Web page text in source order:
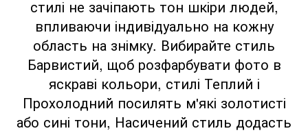
стилі не зачіпають тон шкіри людей,
впливаючи індивідуально на кожну
область на знімку. Вибирайте стиль
Барвистий, щоб розфарбувати фото в
яскраві кольори, стилі Теплий і
Прохолодний посилять м'які золотисті
або сині тони, Насичений стиль додасть